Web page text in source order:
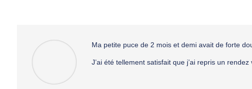
Ma petite puce de 2 mois et demi avait de forte
J’ai été tellement satisfait que j’ai repris un